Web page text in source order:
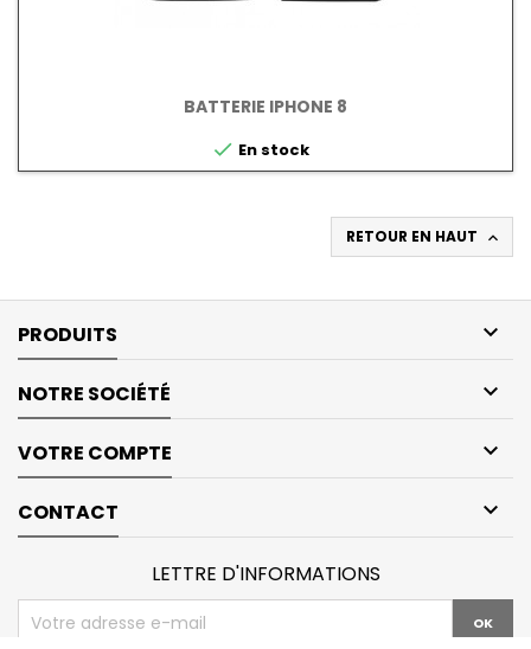
BATTERIE IPHONE 8
 En stock
RETOUR EN HAUT 
PRODUITS 
NOTRE SOCIÉTÉ 
VOTRE COMPTE 
CONTACT 
LETTRE D'INFORMATIONS